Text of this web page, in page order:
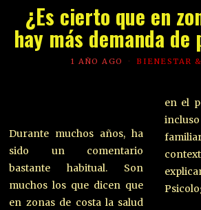
¿Es cierto que en
hay más demanda de
1 AÑO AGO BIENESTAR
Durante muchos años, ha
sido un comentario
bastante habitual. Son
muchos los que dicen que
en zonas de costa la salud
en el